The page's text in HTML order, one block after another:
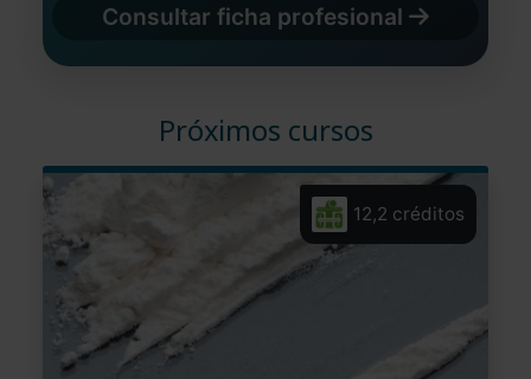
Consultar ficha profesional
Próximos cursos
12,2 créditos